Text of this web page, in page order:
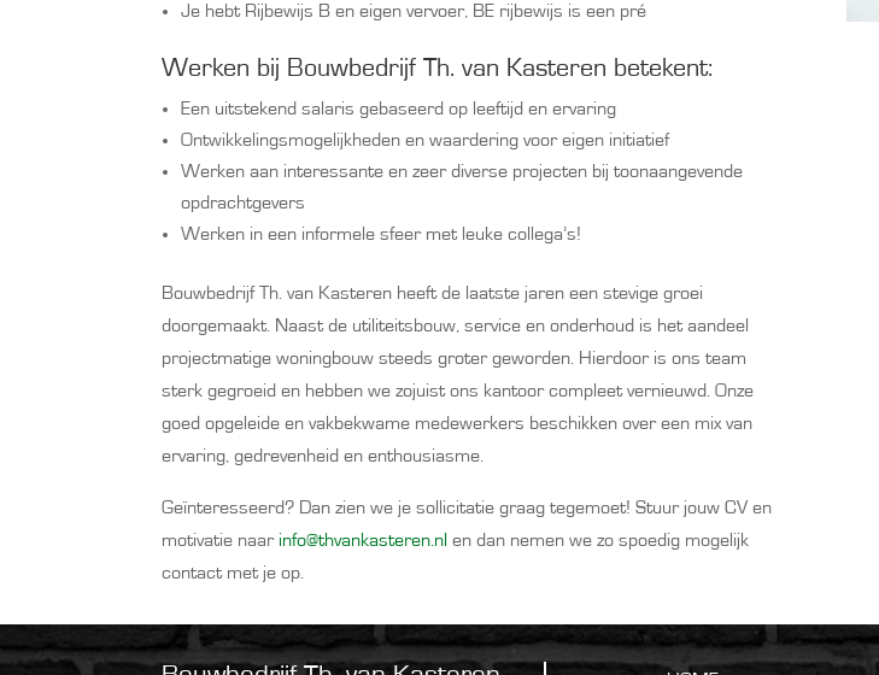
Je hebt Rijbewijs B en eigen vervoer, BE rijbewijs is een pré
Werken bij Bouwbedrijf Th. van Kasteren betekent:
Een uitstekend salaris gebaseerd op leeftijd en ervaring
Ontwikkelingsmogelijkheden en waardering voor eigen initiatief
Werken aan interessante en zeer diverse projecten bij toonaangevende
opdrachtgevers
Werken in een informele sfeer met leuke collega’s!
Bouwbedrijf Th. van Kasteren heeft de laatste jaren een stevige groei
doorgemaakt. Naast de utiliteitsbouw, service en onderhoud is het aandeel
projectmatige woningbouw steeds groter geworden. Hierdoor is ons team
sterk gegroeid en hebben we zojuist ons kantoor compleet vernieuwd. Onze
goed opgeleide en vakbekwame medewerkers beschikken over een mix van
ervaring, gedrevenheid en enthousiasme.
Geïnteresseerd? Dan zien we je sollicitatie graag tegemoet! Stuur jouw CV en
motivatie naar info@thvankasteren.nl en dan nemen we zo spoedig mogelijk
contact met je op.